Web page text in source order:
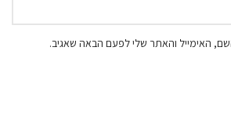
האימייל והאתר שלי לפעם הבאה שאגיב.